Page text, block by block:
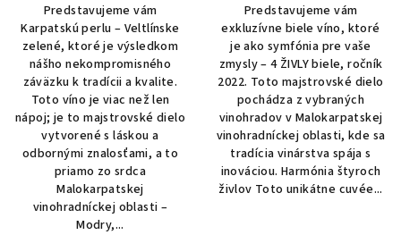
Predstavujeme vám
Karpatskú perlu – Veltlínske
zelené, ktoré je výsledkom
nášho nekompromisného
záväzku k tradícii a kvalite.
Toto víno je viac než len
nápoj; je to majstrovské dielo
vytvorené s láskou a
odbornými znalosťami, a to
priamo zo srdca
Malokarpatskej
vinohradníckej oblasti –
Modry,...
z
5
hviezdičiek.
Predstavujeme vám
exkluzívne biele víno, ktoré
je ako symfónia pre vaše
zmysly – 4 ŽIVLY biele, ročník
2022. Toto majstrovské dielo
pochádza z vybraných
vinohradov v Malokarpatskej
vinohradníckej oblasti, kde sa
tradícia vinárstva spája s
inováciou. Harmónia štyroch
živlov Toto unikátne cuvée...